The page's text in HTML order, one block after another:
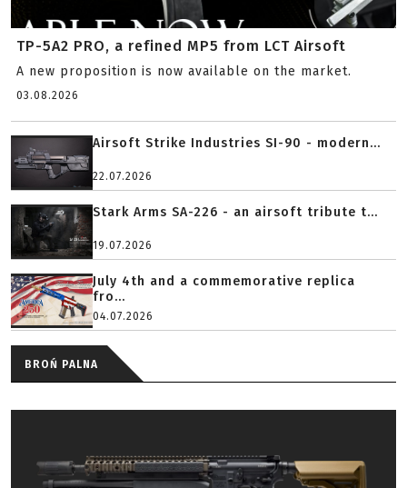
TP-5A2 PRO, a refined MP5 from LCT Airsoft
A new proposition is now available on the market.
03.08.2026
Airsoft Strike Industries SI-90 - modern...
22.07.2026
Stark Arms SA-226 - an airsoft tribute t...
19.07.2026
July 4th and a commemorative replica
fro...
04.07.2026
BROŃ PALNA